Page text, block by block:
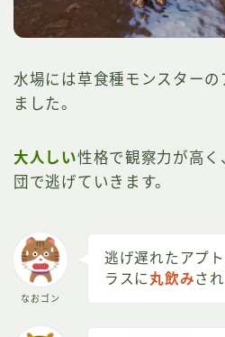
水場には草食種モンスター
ました。
大人しい性格で観察力が高く
団で逃げていきます。
なおゴン
逃げ遅れたアプ
ラスに 丸飲みさ